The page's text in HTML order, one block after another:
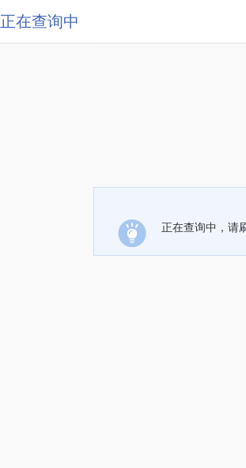
正在查询中
正在查询中，请